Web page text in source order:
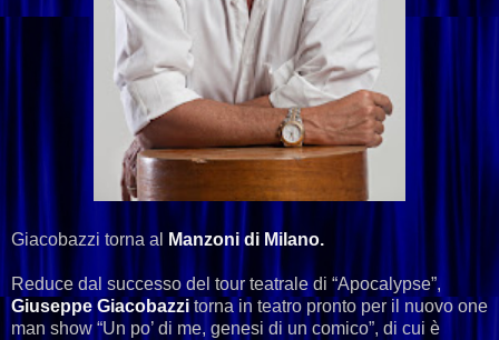
Giacobazzi torna al Manzoni di Milano.
Reduce dal successo del tour teatrale di “Apocalypse”,
Giuseppe Giacobazzi torna in teatro pronto per il nuovo one
man show “Un po’ di me, genesi di un comico”, di cui è